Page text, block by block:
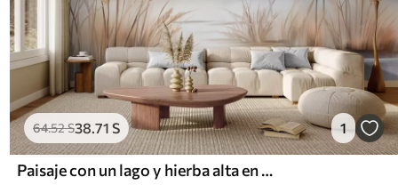
64.52S38 .71 S 1
Paisaje con un lago y hierba alta en primer plano, montañas al fondo, colores suaves, textura